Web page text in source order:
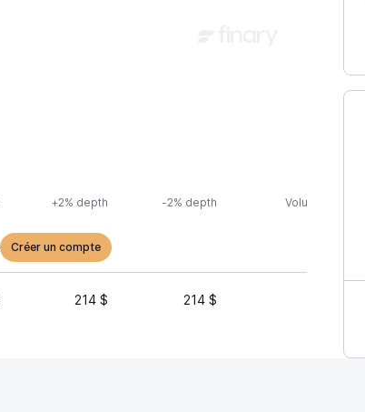
+2% depth -2% depth Volume (24h)
Créer un compte
214 $ 214 $